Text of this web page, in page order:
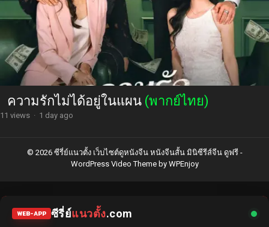
ความรักไม่ได้อยู่ในแผน (พากย์ไทย)
11 views · 1 day ago
© 2026 ซีรี่ย์แนวตั้ง เว็บไซต์ดูหนังจีน หนังจีนสั้น มินิซีรีส์จีน ดูฟรี -
WordPress Video Themeby WPEnjoy
WEB-APP ซีรี่ย์แนวตั้ง.com